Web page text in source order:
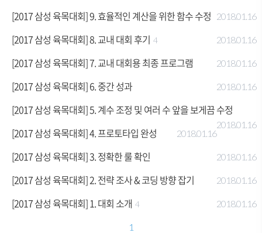
[2017 삼성 육목대회] 9. 효율적인 계산을 위한 함수 수정 2018.01.16
[2017 삼성 육목대회] 8. 교내 대회 후기 4 2018.01.16
[2017 삼성 육목대회] 7. 교내 대회용 최종 프로그램 2018.01.16
[2017 삼성 육목대회] 6. 중간 성과 2018.01.16
[2017 삼성 육목대회] 5. 계수 조정 및 여러 수 앞을 보게끔 수정
2018.01.16
[2017 삼성 육목대회] 4. 프로토타입 완성 2018.01.16
[2017 삼성 육목대회] 3. 정확한 룰 확인 2018.01.16
[2017 삼성 육목대회] 2. 전략 조사 & 코딩 방향 잡기 2018.01.16
[2017 삼성 육목대회] 1. 대회 소개 4 2018.01.16
1